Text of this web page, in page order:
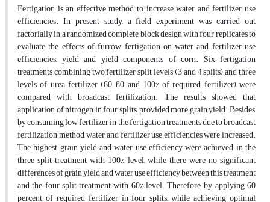
Fertigation is an effective method to increase water and fertilizer use
efficiencies. In present study, a field experiment was carried out
factorially in a randomized complete block design with four replicates to
evaluate the effects of furrow fertigation on water and fertilizer use
efficiencies, yield and yield components of corn. Six fertigation
treatments combining two fertilizer split levels (3 and 4 splits) and three
levels of urea fertilizer (60, 80 and 100% of required fertilizer) were
compared with broadcast fertilization. The results showed that
application of nitrogen in four splits, provided more grain yield. Besides,
by consuming low fertilizer in the fertigation treatments due to broadcast
fertilization method, water and fertilizer use efficiencies were increased.
The highest grain yield and water use efficiency were achieved in the
three split treatment with 100% level, while there were no significant
differences of grain yield and water use efficiency between this treatment
and the four split treatment with 60% level. Therefore, by applying 60
percent of required fertilizer in four splits, while achieving optimal